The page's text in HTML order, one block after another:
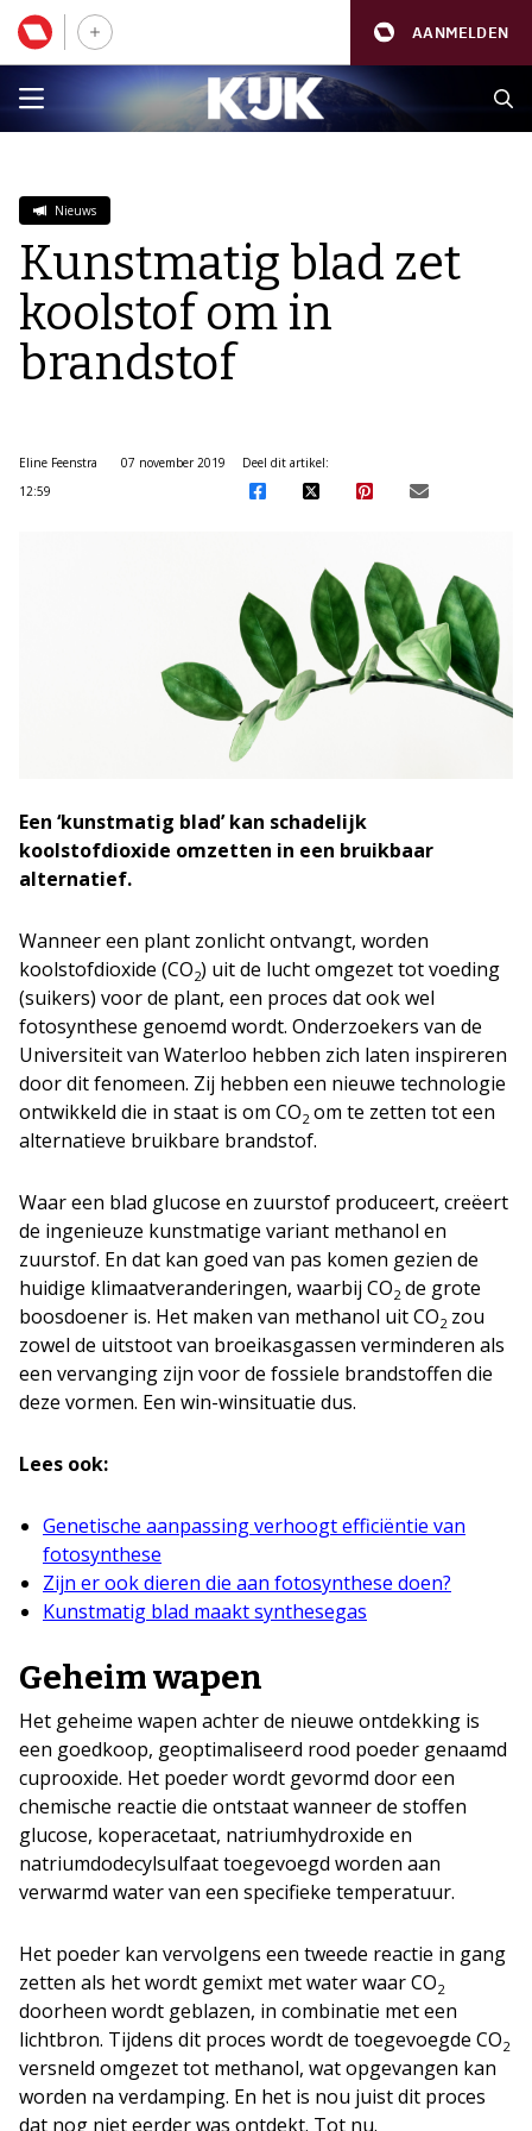
AANMELDEN
Nieuws
Kunstmatig blad zet
koolstof om in
brandstof
Eline Feenstra
07 november 2019
12:59
Deel dit artikel:
Een ‘kunstmatig blad’ kan schadelijk
koolstofdioxide omzetten in een bruikbaar
alternatief.
Wanneer een plant zonlicht ontvangt, worden
koolstofdioxide (CO2) uit de lucht omgezet tot voeding
(suikers) voor de plant, een proces dat ook wel
fotosynthese genoemd wordt. Onderzoekers van de
Universiteit van Waterloo hebben zich laten inspireren
door dit fenomeen. Zij hebben een nieuwe technologie
ontwikkeld die in staat is om CO2 om te zetten tot een
alternatieve bruikbare brandstof.
Waar een blad glucose en zuurstof produceert, creëert
de ingenieuze kunstmatige variant methanol en
zuurstof. En dat kan goed van pas komen gezien de
huidige klimaatveranderingen, waarbij CO2 de grote
boosdoener is. Het maken van methanol uit CO2 zou
zowel de uitstoot van broeikasgassen verminderen als
een vervanging zijn voor de fossiele brandstoffen die
deze vormen. Een win-winsituatie dus.
Lees ook:
Genetische aanpassing verhoogt efficiëntie van
fotosynthese
Zijn er ook dieren die aan fotosynthese doen?
Kunstmatig blad maakt synthesegas
Geheim wapen
Het geheime wapen achter de nieuwe ontdekking is
een goedkoop, geoptimaliseerd rood poeder genaamd
cuprooxide. Het poeder wordt gevormd door een
chemische reactie die ontstaat wanneer de stoffen
glucose, koperacetaat, natriumhydroxide en
natriumdodecylsulfaat toegevoegd worden aan
verwarmd water van een specifieke temperatuur.
Het poeder kan vervolgens een tweede reactie in gang
zetten als het wordt gemixt met water waar CO2
doorheen wordt geblazen, in combinatie met een
lichtbron. Tijdens dit proces wordt de toegevoegde CO2
versneld omgezet tot methanol, wat opgevangen kan
worden na verdamping. En het is nou juist dit proces
dat nog niet eerder was ontdekt. Tot nu.